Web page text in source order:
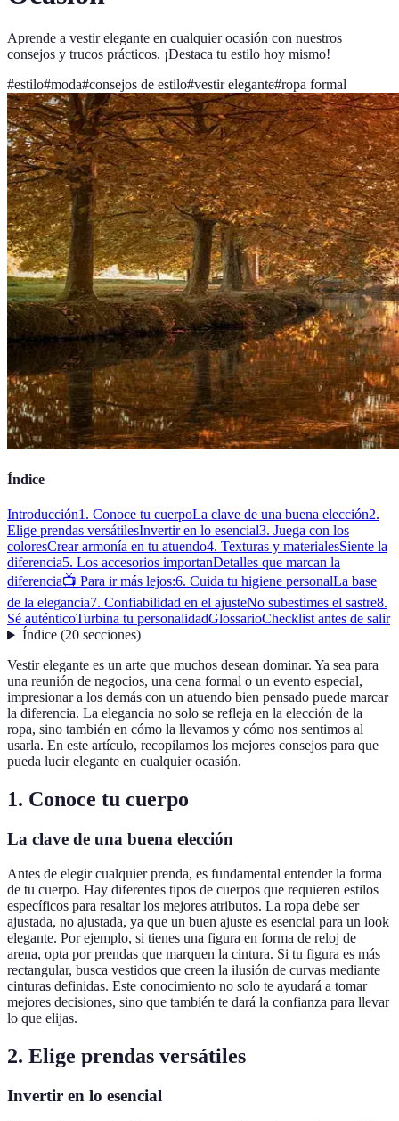
Aprende a vestir elegante en cualquier ocasión con nuestros
consejos y trucos prácticos. ¡Destaca tu estilo hoy mismo!
#estilo#moda#consejos de estilo#vestir elegante#ropa formal
Índice
Introducción1. Conoce tu cuerpoLa clave de una buena elección2.
Elige prendas versátilesInvertir en lo esencial3. Juega con los
coloresCrear armonía en tu atuendo4. Texturas y materialesSiente la
diferencia5. Los accesorios importanDetalles que marcan la
diferencia📺 Para ir más lejos:6. Cuida tu higiene personalLa base
de la elegancia7. Confiabilidad en el ajusteNo subestimes el sastre8.
Sé auténticoTurbina tu personalidadGlossarioChecklist antes de salir
Índice(20 secciones)
Vestir elegante es un arte que muchos desean dominar. Ya sea para
una reunión de negocios, una cena formal o un evento especial,
impresionar a los demás con un atuendo bien pensado puede marcar
la diferencia. La elegancia no solo se refleja en la elección de la
ropa, sino también en cómo la llevamos y cómo nos sentimos al
usarla. En este artículo, recopilamos los mejores consejos para que
pueda lucir elegante en cualquier ocasión.
1. Conoce tu cuerpo
La clave de una buena elección
Antes de elegir cualquier prenda, es fundamental entender la forma
de tu cuerpo. Hay diferentes tipos de cuerpos que requieren estilos
específicos para resaltar los mejores atributos. La ropa debe ser
ajustada, no ajustada, ya que un buen ajuste es esencial para un look
elegante. Por ejemplo, si tienes una figura en forma de reloj de
arena, opta por prendas que marquen la cintura. Si tu figura es más
rectangular, busca vestidos que creen la ilusión de curvas mediante
cinturas definidas. Este conocimiento no solo te ayudará a tomar
mejores decisiones, sino que también te dará la confianza para llevar
lo que elijas.
2. Elige prendas versátiles
Invertir en lo esencial